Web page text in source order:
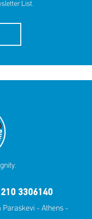
List.
3306140
Paraskevi - Athens -